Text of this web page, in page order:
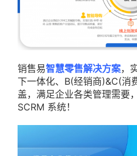
销售易智慧零售解决方案，
下一体化、B(经销商)&C(消
盖，满足企业各类管理需要
SCRM 系统！